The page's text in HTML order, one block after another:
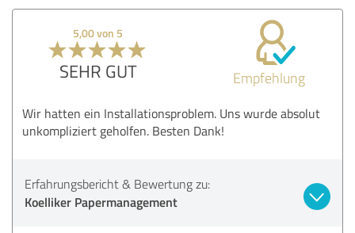
5,00 von 5
SEHR GUT Empfehlung
Wir hatten ein Installationsproblem. Uns wurde absolut
unkompliziert geholfen. Besten Dank!
Erfahrungsbericht & Bewertung zu:
Koelliker Papermanagement